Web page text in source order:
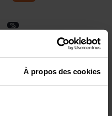
À propos des cookies
%
Sous-vêtement technique
Active Warm Originals Kids
Stripes bas
27,95 € 39,95 €
Warm